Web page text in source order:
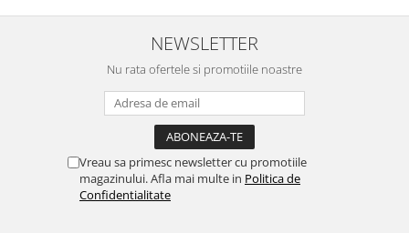
NEWSLETTER
Nu rata ofertele si promotiile noastre
Vreau sa primesc newsletter cu promotiile
magazinului. Afla mai multe in Politica de
Confidentialitate